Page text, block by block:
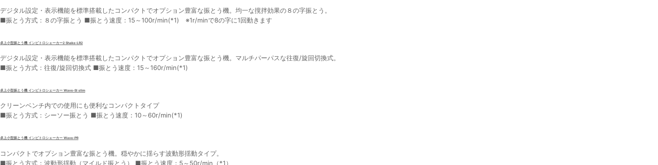
デジタル設定・表示機能を標準搭載したコンパクトでオプション豊富な振とう機。均一な撹拌効果の８の字振とう。
■振とう方式：８の字振とう ■振とう速度：15～100r/min(*1) ※1r/minで8の字に1回動きます
卓上小型振とう機 インビトロシェーカー2 Shake-LR2
デジタル設定・表示機能を標準搭載したコンパクトでオプション豊富な振とう機。マルチパーパスな往復/旋回切換式。
■振とう方式：往復/旋回切換式 ■振とう速度：15～160r/min(*1)
卓上小型振とう機 インビトロシェーカー Wave-SI slim
クリーンベンチ内での使用にも便利なコンパクトタイプ
■振とう方式：シーソー振とう ■振とう速度：10～60r/min(*1)
卓上小型振とう機 インビトロシェーカー Wave-PR
コンパクトでオプション豊富な振とう機。穏やかに揺らす波動形揺動タイプ。
■振とう方式：波動形揺動（マイルド振とう） ■振とう速度：5～50r/min（*1）